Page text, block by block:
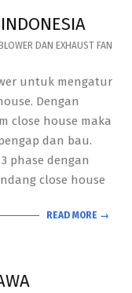
BLOWER DAN EXHAUST FAN
untuk mengatur
Dengan
close house maka
dan bau.
phase dengan
close house
READ MORE →